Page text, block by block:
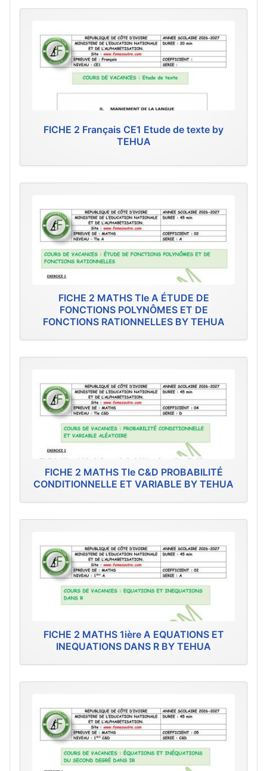
FICHE 2 Français CE1 Etude de texte by
TEHUA
FICHE 2 MATHS Tle A ÉTUDE DE
FONCTIONS POLYNÔMES ET DE
FONCTIONS RATIONNELLES BY TEHUA
FICHE 2 MATHS Tle C&D PROBABILITÉ
CONDITIONNELLE ET VARIABLE BY TEHUA
FICHE 2 MATHS 1ière A EQUATIONS ET
INEQUATIONS DANS R BY TEHUA